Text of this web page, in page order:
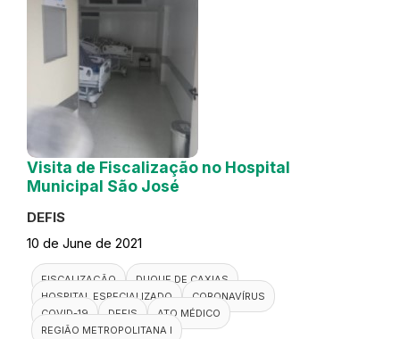
Visita de Fiscalização no Hospital
Municipal São José
DEFIS
10 de June de 2021
FISCALIZAÇÃO
DUQUE DE CAXIAS
HOSPITAL ESPECIALIZADO
CORONAVÍRUS
COVID-19
DEFIS
ATO MÉDICO
REGIÃO METROPOLITANA I